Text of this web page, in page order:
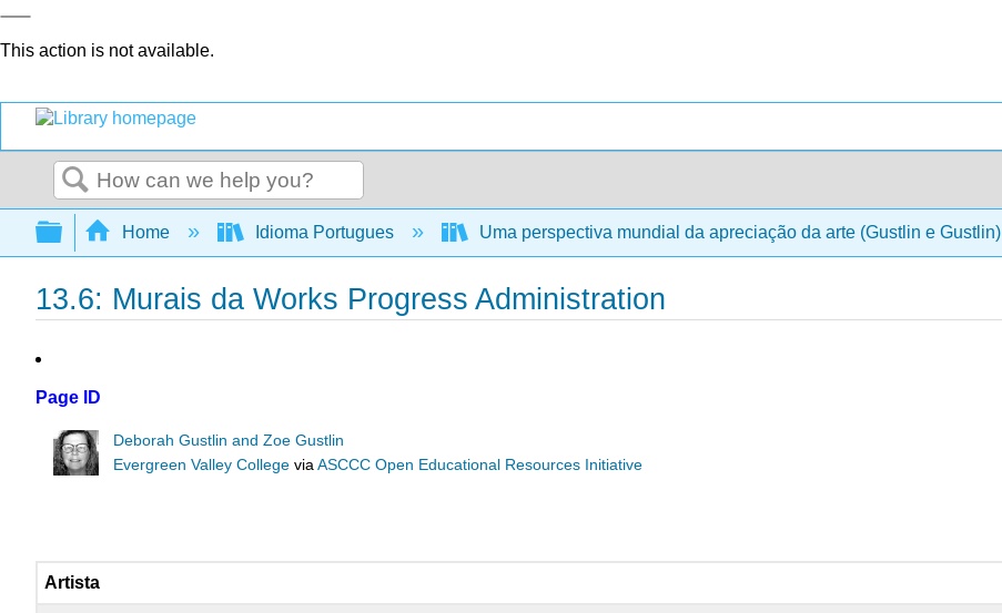
This action is not available.
Search
Expand/collapse global hierarchy
Home Idioma Portugues Uma perspectiva mundial da apreciação da arte (Gustlin e Gustlin)
13.6: Murais da Works Progress Administration
Page ID
Deborah Gustlin and Zoe Gustlin
Evergreen Valley College viaASCCC Open Educational Resources Initiative
Artista